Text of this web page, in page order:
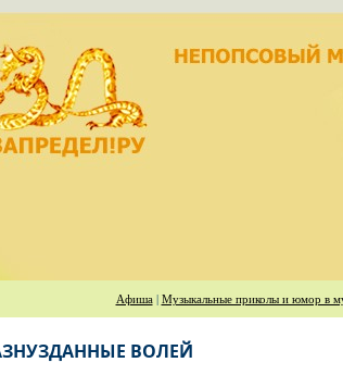
Афиша| Музыкальные приколы и юмор в
ВОЛЕЙ